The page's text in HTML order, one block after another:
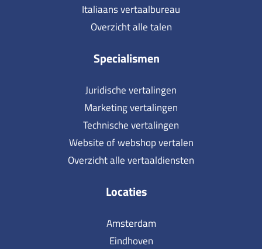
Italiaans vertaalbureau
Overzicht alle talen
Specialismen
Juridische vertalingen
Marketing vertalingen
Technische vertalingen
Website of webshop vertalen
Overzicht alle vertaaldiensten
Locaties
Amsterdam
Eindhoven